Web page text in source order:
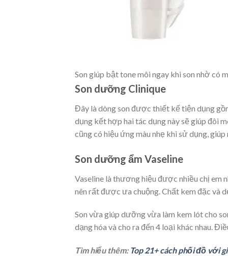
Son giúp bật tone môi ngay khi son nhờ có
Son dưỡng Clinique
Đây là dòng son được thiết kế tiện dụng
dụng kết hợp hai tác dụng này sẽ giúp đôi
cũng có hiệu ứng màu nhẹ khi sử dụng,
Son dưỡng ẩm Vaseline
Vaseline là thương hiệu được nhiều chị em
nên rất được ưa chuộng. Chất kem đặc và
Son vừa giúp dưỡng vừa làm kem lót cho
dạng hóa và cho ra đến 4 loại khác nhau.
Tìm hiểu thêm: Top 21+ cách phối đồ với